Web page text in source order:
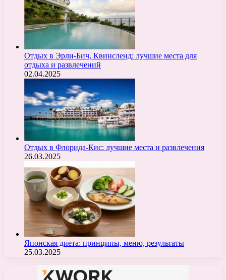
Отдых в Эрли-Бич, Квинсленд: лучшие места для
отдыха и развлечений
02.04.2025
Отдых в Флорида-Кис: лучшие места и развлечения
26.03.2025
Японская диета: принципы, меню, результаты
25.03.2025